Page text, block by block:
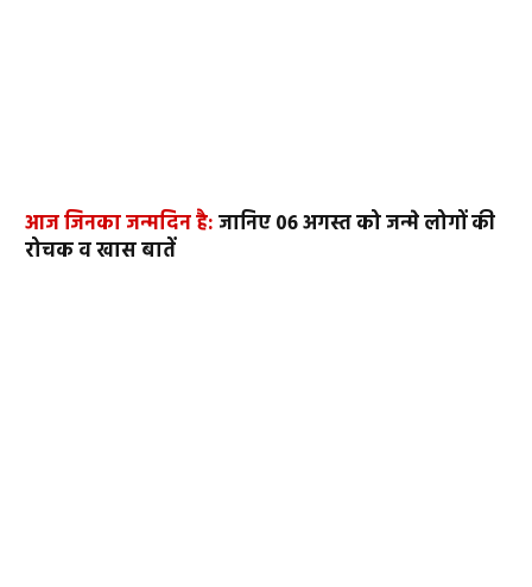
आज जिनका जन्मदिन है:जानिए 06 अगस्त को जन्मे लोगों की
रोचक व खास बातें